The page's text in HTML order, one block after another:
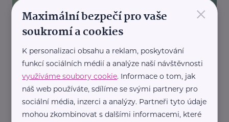
Rodinná síť
Geny a náhradní rodinná péče
Náhradní rodič, pěstoun, hostitel Rodina
×
Maximální bezpečí pro vaše
soukromí a cookies
K personalizaci obsahu a reklam, poskytování
funkcí sociálních médií a analýze naší návštěvnosti
využíváme soubory cookie. Informace o tom, jak
náš web používáte, sdílíme se svými partnery pro
sociální média, inzerci a analýzy. Partneři tyto údaje
mohou zkombinovat s dalšími informacemi, které